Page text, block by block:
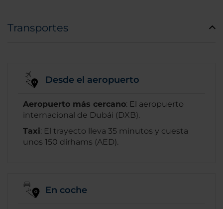
Transportes
Desde el aeropuerto
Aeropuerto más cercano: El aeropuerto
internacional de Dubái (DXB).
Taxi: El trayecto lleva 35 minutos y cuesta
unos 150 dírhams (AED).
En coche